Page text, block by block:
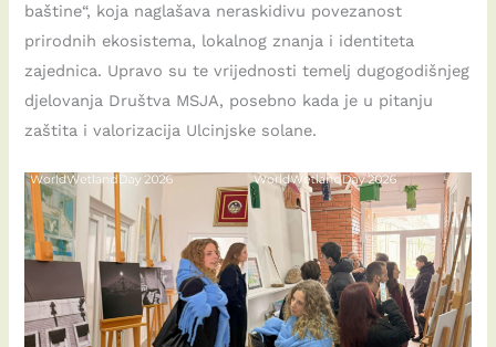
baštine“, koja naglašava neraskidivu povezanost
prirodnih ekosistema, lokalnog znanja i identiteta
zajednica. Upravo su te vrijednosti temelj dugogodišnjeg
djelovanja Društva MSJA, posebno kada je u pitanju
zaštita i valorizacija Ulcinjske solane.